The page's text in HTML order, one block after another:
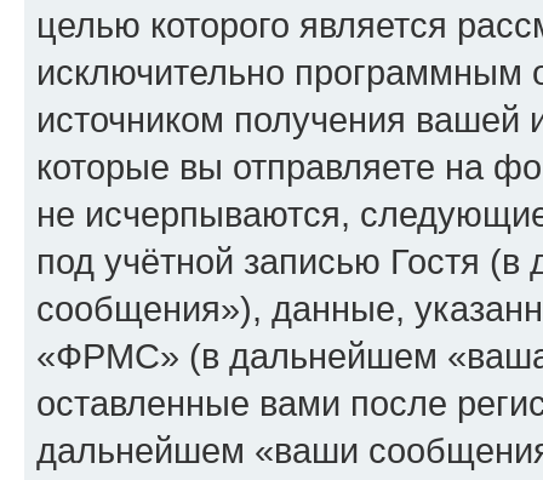
целью которого является
исключительно программным
источником получения
которые вы отправляете на
не исчерпываются,
под учётной записью Гостя
сообщения»), данные,
«ФРМС» (в дальнейшем
оставленные вами после
дальнейшем «ваши